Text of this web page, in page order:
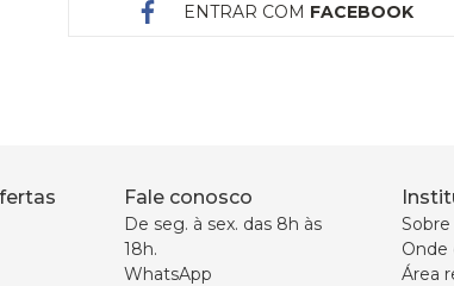
ENTRAR COM FACEBOOK
Fale conosco
De seg. à sex. das 8h às
18h.
WhatsApp
Onde
Área